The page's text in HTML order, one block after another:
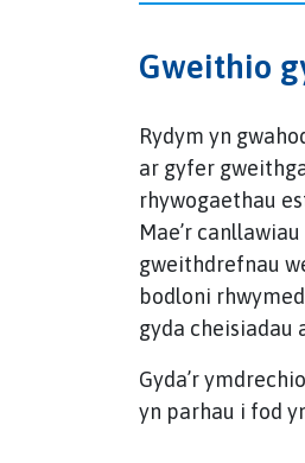
Gweithio
Rydym yn
ar gyfer
rhywogaethau
Mae’r
gweithdrefnau
bodloni
gyda cheisiadau
Gyda’r
yn parhau i fod